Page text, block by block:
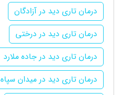
درمان تاری دید در آزادگان
درمان تاری دید در درختی
درمان تاری دید در جاده ملارد
درمان تاری دید در میدان سپاه